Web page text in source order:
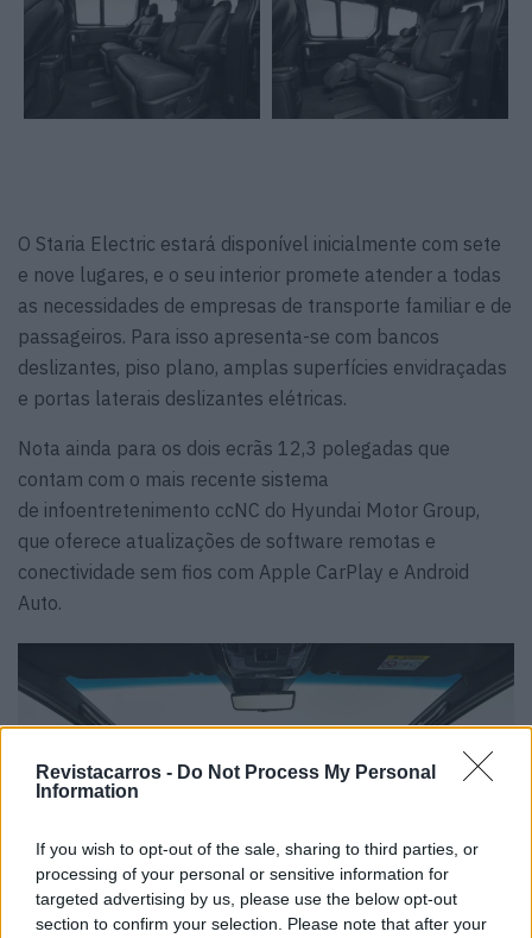
Revistacarros - Do Not Process My Personal
Information
If you wish to opt-out of the sale, sharing to third parties, or
processing of your personal or sensitive information for
targeted advertising by us, please use the below opt-out
section to confirm your selection. Please note that after your
O Staria Electric estará disponível inicialmente com sete
e nove lugares, e o seu interior promete atender a todas
as necessidades de empresas de transporte familiar e de
passageiros. Para isso apresenta-se com bancos
deslizantes, piso plano, amplas superfícies envidraçadas
e portas laterais deslizantes elétricas.
Nota ainda para os dois ecrãs 12,3 polegadas que
contam com o mais recente sistema
de infoentretenimento ccNC do Hyundai Motor Group,
que oferece atualizações de software remotas e
conectividade sem fios com Apple CarPlay e Android
Auto.